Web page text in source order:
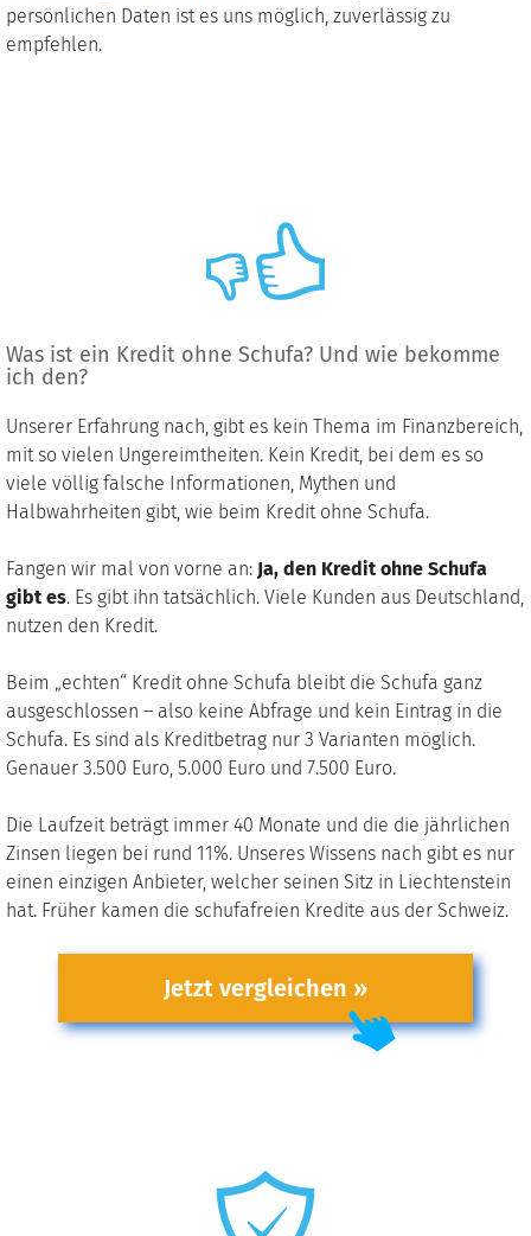
persönlichen Daten ist es uns möglich, zuverlässig zu
empfehlen.
Was ist ein Kredit ohne Schufa? Und wie bekomme
ich den?
Unserer Erfahrung nach, gibt es kein Thema im Finanzbereich,
mit so vielen Ungereimtheiten. Kein Kredit, bei dem es so
viele völlig falsche Informationen, Mythen und
Halbwahrheiten gibt, wie beim Kredit ohne Schufa.
Fangen wir mal von vorne an: Ja, den Kredit ohne Schufa
gibt es. Es gibt ihn tatsächlich. Viele Kunden aus Deutschland,
nutzen den Kredit.
Beim „echten“ Kredit ohne Schufa bleibt die Schufa ganz
ausgeschlossen – also keine Abfrage und kein Eintrag in die
Schufa. Es sind als Kreditbetrag nur 3 Varianten möglich.
Genauer 3.500 Euro, 5.000 Euro und 7.500 Euro.
Die Laufzeit beträgt immer 40 Monate und die die jährlichen
Zinsen liegen bei rund 11%. Unseres Wissens nach gibt es nur
einen einzigen Anbieter, welcher seinen Sitz in Liechtenstein
hat. Früher kamen die schufafreien Kredite aus der Schweiz.
Jetzt vergleichen »